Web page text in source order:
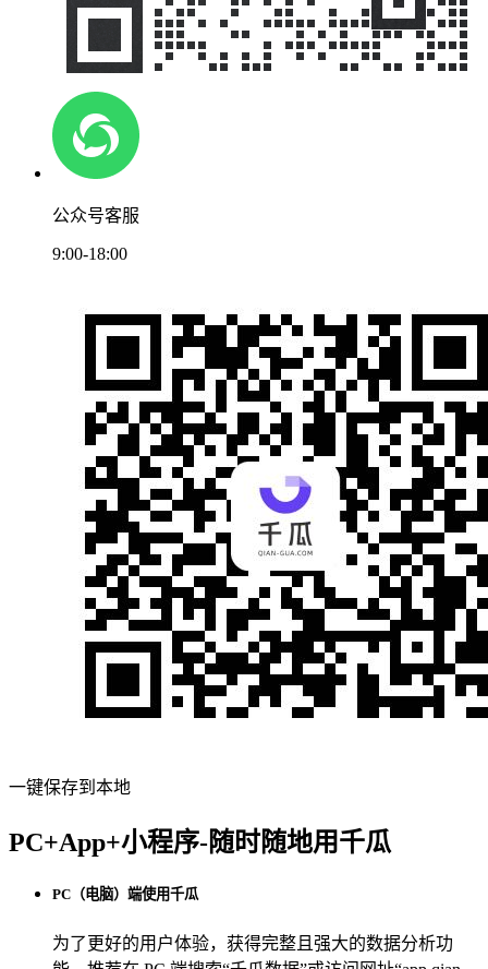
公众号客服
9:00-18:00
一键保存到本地
PC+App+小程序-随时随地用千瓜
PC（电脑）端使用千瓜
为了更好的用户体验，获得完整且强大的数据分析功